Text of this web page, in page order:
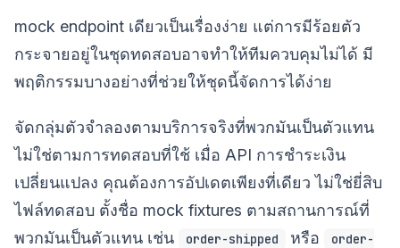
mock endpoint เดียวเป็นเรื่องง่าย แต่การมีร้อยตัว
กระจายอยู่ในชุดทดสอบอาจทำให้ทีมควบคุมไม่ได้ มี
พฤติกรรมบางอย่างที่ช่วยให้ชุดนี้จัดการได้ง่าย
จัดกลุ่มตัวจำลองตามบริการจริงที่พวกมันเป็นตัวแทน
ไม่ใช่ตามการทดสอบที่ใช้ เมื่อ API การชำระเงิน
เปลี่ยนแปลง คุณต้องการอัปเดตเพียงที่เดียว ไม่ใช่ยี่สิบ
ไฟล์ทดสอบ ตั้งชื่อ mock fixtures ตามสถานการณ์ที่
พวกมันเป็นตัวแทน เช่น
order-shipped หรือ
order-